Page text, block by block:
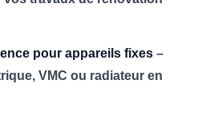
pour appareils fixes –
VMC ou radiateur en